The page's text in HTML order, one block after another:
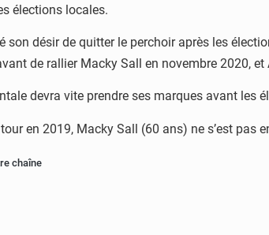
élections locales.
désir de quitter le perchoir après les
de rallier Macky Sall en novembre 2020,
devra vite prendre ses marques avant
en 2019, Macky Sall (60 ans) ne s’est
chaîne